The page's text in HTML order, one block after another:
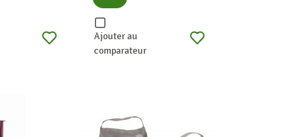
Ajouter au
comparateur